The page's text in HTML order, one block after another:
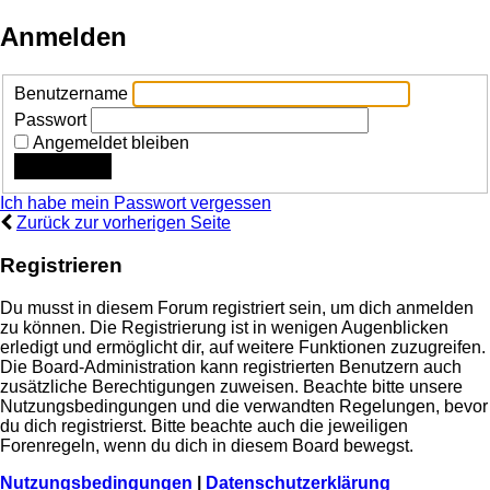
Anmelden
Benutzername
Passwort
Angemeldet bleiben
Ich habe mein Passwort vergessen
Zurück zur vorherigen Seite
Registrieren
Du musst in diesem Forum registriert sein, um dich anmelden
zu können. Die Registrierung ist in wenigen Augenblicken
erledigt und ermöglicht dir, auf weitere Funktionen zuzugreifen.
Die Board-Administration kann registrierten Benutzern auch
zusätzliche Berechtigungen zuweisen. Beachte bitte unsere
Nutzungsbedingungen und die verwandten Regelungen, bevor
du dich registrierst. Bitte beachte auch die jeweiligen
Forenregeln, wenn du dich in diesem Board bewegst.
Nutzungsbedingungen
Datenschutzerklärung